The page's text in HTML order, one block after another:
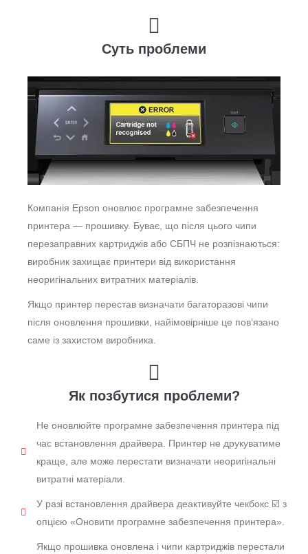
Суть проблеми
Компанія Epson оновлює програмне забезпечення
принтера — прошивку. Буває, що після цього чипи
перезаправних картриджів або СБПЧ не розпізнаються:
виробник захищає принтери від використання
неоригінальних витратних матеріалів.
Якщо принтер перестав визначати багаторазові чипи
після оновлення прошивки, найімовірніше це пов’язано
саме із захистом виробника.
Як позбутися проблеми?
Не оновлюйте програмне забезпечення принтера під
час встановлення драйвера. Принтер не друкуватиме
краще, але може перестати визначати неоригінальні
витратні матеріали.
У разі встановлення драйвера деактивуйте чекбокс ☑️ з
опцією «Оновити програмне забезпечення принтера».
Якщо прошивка оновлена і чипи картриджів перестали